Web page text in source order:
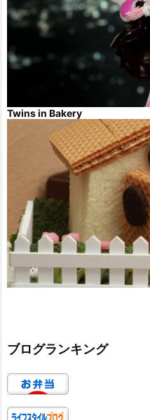
Twins in Bakery
ブログランキング